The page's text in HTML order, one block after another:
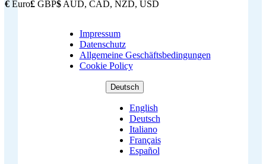
€ Euro£ GBP$ AUD, CAD, NZD, USD
Copyright
Footer
Impressum
Datenschutz
Allgemeine Geschäftsbedingungen
Cookie Policy
Deutsch
English
Deutsch
Italiano
Français
Español